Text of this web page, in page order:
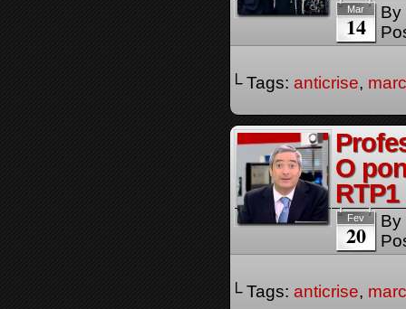
Mar
14
By
└ Tags: anticrise,
O
RTP1
Fev
20
By
└ Tags: anticrise,